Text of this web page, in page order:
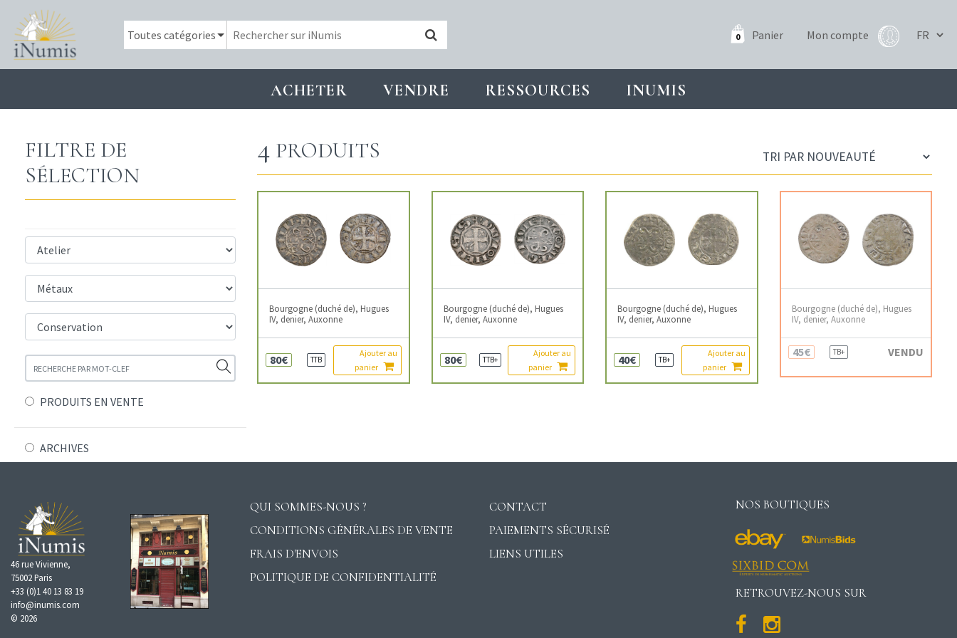
0 Panier Mon compte
ACHETER VENDRE RESSOURCES INUMIS
FILTRE DE
SÉLECTION
PRODUITS EN VENTE
ARCHIVES
4 PRODUITS
Bourgogne (duché de), Hugues
IV, denier, Auxonne
80€ TTB
Ajouter au
panier
Bourgogne (duché de), Hugues
IV, denier, Auxonne
80€ TTB+
Ajouter au
panier
Bourgogne (duché de), Hugues
IV, denier, Auxonne
40€ TB+
Ajouter au
panier
Bourgogne (duché de), Hugues
IV, denier, Auxonne
45€ TB+ VENDU
46 rue Vivienne,
75002 Paris
+33 (0)1 40 13 83 19
info@inumis.com
© 2026
QUI SOMMES-NOUS ?
CONDITIONS GÉNÉRALES DE VENTE
FRAIS D'ENVOIS
POLITIQUE DE CONFIDENTIALITÉ
CONTACT
PAIEMENTS SÉCURISÉ
LIENS UTILES
NOS BOUTIQUES
RETROUVEZ-NOUS SUR